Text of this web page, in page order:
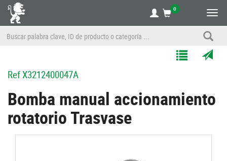
0
correo
a
Listas
RefX3212400047A
Bomba manual accionamiento
rotatorio Trasvase